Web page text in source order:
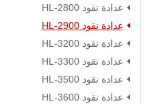
عدادة نقود HL-2800
عدادة نقود HL-2900
عدادة نقود HL-3200
عدادة نقود HL-3300
عدادة نقود HL-3500
عدادة نقود HL-3600